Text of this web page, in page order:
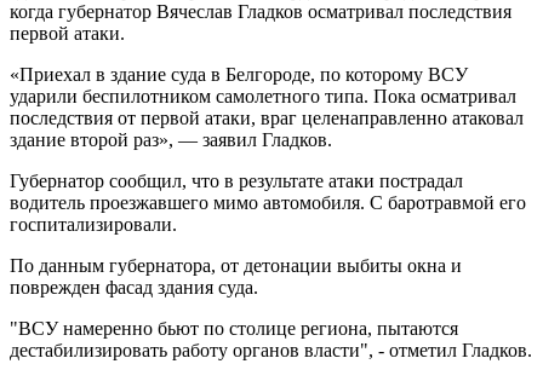
когда губернатор Вячеслав Гладков осматривал последствия
первой атаки.
«Приехал в здание суда в Белгороде, по которому ВСУ
ударили беспилотником самолетного типа. Пока осматривал
последствия от первой атаки, враг целенаправленно атаковал
здание второй раз», — заявил Гладков.
Губернатор сообщил, что в результате атаки пострадал
водитель проезжавшего мимо автомобиля. С баротравмой его
госпитализировали.
По данным губернатора, от детонации выбиты окна и
поврежден фасад здания суда.
"ВСУ намеренно бьют по столице региона, пытаются
дестабилизировать работу органов власти", - отметил Гладков.